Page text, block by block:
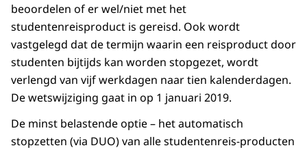
beoordelen of er wel/niet met het
studentenreisproduct is gereisd. Ook wordt
vastgelegd dat de termijn waarin een reisproduct door
studenten bijtijds kan worden stopgezet, wordt
verlengd van vijf werkdagen naar tien kalenderdagen.
De wetswijziging gaat in op 1 januari 2019.
De minst belastende optie – het automatisch
stopzetten (via DUO) van alle studentenreis-producten